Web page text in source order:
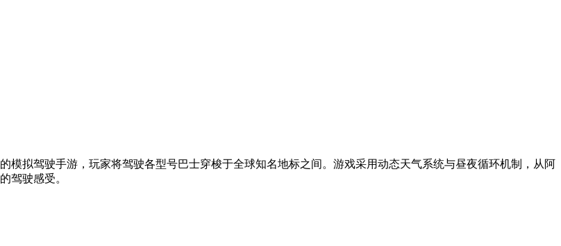
模拟驾驶手游，玩家将驾驶各型号巴士穿梭于全球知名地标之间。游戏采用动态天气系统与昼夜循环机制，从阿
驾驶感受。